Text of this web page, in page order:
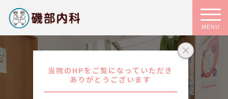
当院のHPをご覧になっていただき
ありがとうございます
MENU
診療案内